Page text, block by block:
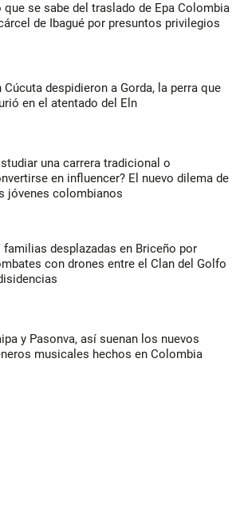
que se sabe del traslado de Epa Colombia
de Ibagué por presuntos privilegios
Cúcuta despidieron a Gorda, la perra que
en el atentado del Eln
una carrera tradicional o
en influencer? El nuevo dilema de
jóvenes colombianos
familias desplazadas en Briceño por
con drones entre el Clan del Golfo
y Pasonva, así suenan los nuevos
musicales hechos en Colombia